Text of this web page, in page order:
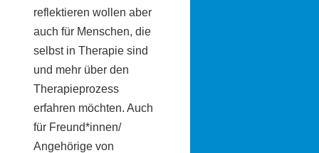
reflektieren wollen aber
auch für Menschen, die
selbst in Therapie sind
und mehr über den
Therapieprozess
erfahren möchten. Auch
für Freund*innen/
Angehörige von